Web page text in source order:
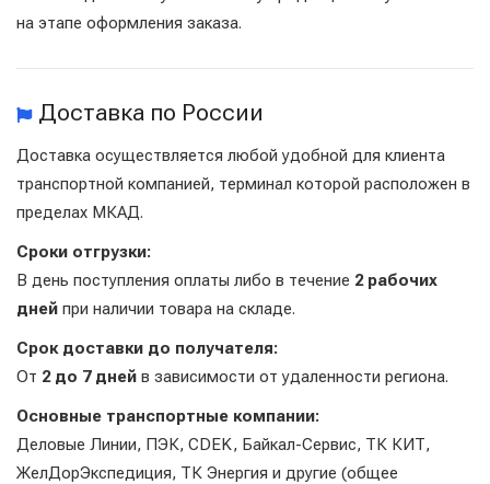
на этапе оформления заказа.
Доставка по России
Доставка осуществляется любой удобной для клиента
транспортной компанией, терминал которой расположен в
пределах МКАД.
Сроки отгрузки:
В день поступления оплаты либо в течение 2 рабочих
дней при наличии товара на складе.
Срок доставки до получателя:
От 2 до 7 дней в зависимости от удаленности региона.
Основные транспортные компании:
Деловые Линии, ПЭК, CDEK, Байкал-Сервис, ТК КИТ,
ЖелДорЭкспедиция, ТК Энергия и другие (общее